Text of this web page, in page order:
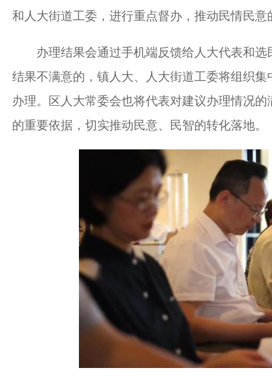
和人大街道工委，进行重点督办，推动民情民意
办理结果会通过手机端反馈给人大代表和选
结果不满意的，镇人大、人大街道工委将组织
办理。区人大常委会也将代表对建议办理情况
的重要依据，切实推动民意、民智的转化落地。